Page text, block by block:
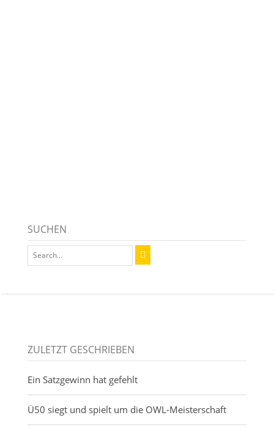
SUCHEN
ZULETZT GESCHRIEBEN
Ein Satzgewinn hat gefehlt
Ü50 siegt und spielt um die OWL-Meisterschaft